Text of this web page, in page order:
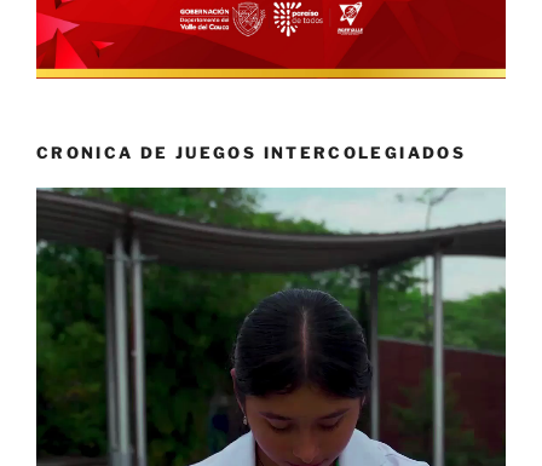
CRONICA DE JUEGOS INTERCOLEGIADOS
Reproductor
vídeo